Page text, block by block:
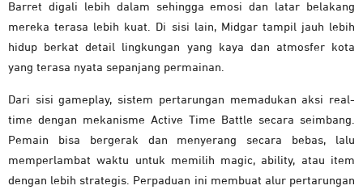
Barret digali lebih dalam sehingga emosi dan latar belakang
mereka terasa lebih kuat. Di sisi lain, Midgar tampil jauh lebih
hidup berkat detail lingkungan yang kaya dan atmosfer kota
yang terasa nyata sepanjang permainan.
Dari sisi gameplay, sistem pertarungan memadukan aksi real-
time dengan mekanisme Active Time Battle secara seimbang.
Pemain bisa bergerak dan menyerang secara bebas, lalu
memperlambat waktu untuk memilih magic, ability, atau item
dengan lebih strategis. Perpaduan ini membuat alur pertarungan